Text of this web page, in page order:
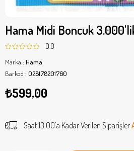
Hama Midi Boncuk
0.0
Marka : Hama
Barkod : 028178201760
₺599,00
Saat 13.00'a Kadar Verilen Siparişler